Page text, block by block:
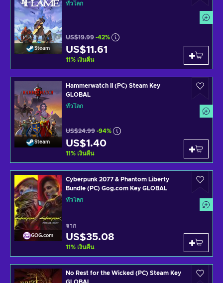
Steam
ทั่วโลก
US$19.99 -42%
US$11.61
11% เงินคืน
Steam
Hammerwatch II (PC) Steam Key
GLOBAL
ทั่วโลก
US$24.99 -94%
US$1.40
11% เงินคืน
GOG.com
Cyberpunk 2077 & Phantom Liberty
Bundle (PC) Gog.com Key GLOBAL
ทั่วโลก
จาก
US$35.08
11% เงินคืน
No Rest for the Wicked (PC) Steam Key